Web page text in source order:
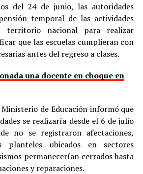
del 24 de junio, las autoridades
temporal de las actividades
territorio nacional para realizar
que las escuelas cumplieran con
antes del regreso a clases.
una docente en choque en
de Educación informó que
se realizaría desde el 6 de julio
no se registraron afectaciones,
planteles ubicados en sectores
permanecerían cerrados hasta
y reparaciones.